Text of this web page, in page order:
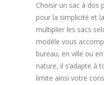
Choisir un sac à dos
pour la simplicité et
multiplier les sacs
modèle vous
bureau, en ville ou
nature, il s’adapte à
limite ainsi votre